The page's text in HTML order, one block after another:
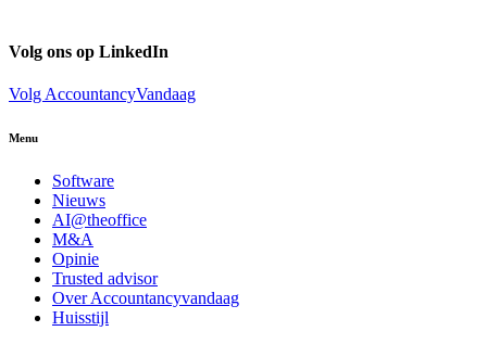
Volg ons op LinkedIn
Volg AccountancyVandaag
Menu
Software
Nieuws
AI@theoffice
M&A
Opinie
Trusted advisor
Over Accountancyvandaag
Huisstijl